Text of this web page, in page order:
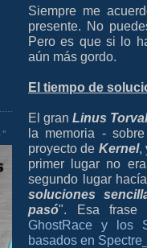
Siempre me
presente. No
Pero es que si lo
aún más gordo.
El tiempo de
El gran Linus
la memoria -
proyecto de Kernel,
primer lugar no
segundo lugar
soluciones
pasó". Esa frase
GhostRace y los
basados en